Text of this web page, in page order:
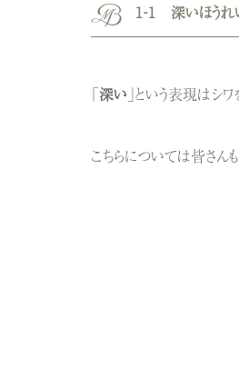
１‐１ 深いほう
「深い 」という表現はシ
こちらについては皆さん